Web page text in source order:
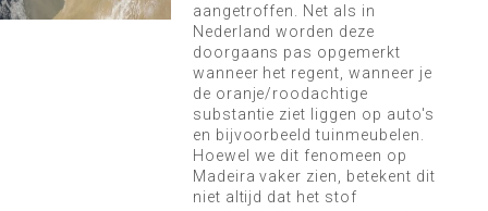
aangetroffen. Net als in
Nederland worden deze
doorgaans pas opgemerkt
wanneer het regent, wanneer je
de oranje/roodachtige
substantie ziet liggen op auto's
en bijvoorbeeld tuinmeubelen.
Hoewel we dit fenomeen op
Madeira vaker zien, betekent dit
niet altijd dat het stof